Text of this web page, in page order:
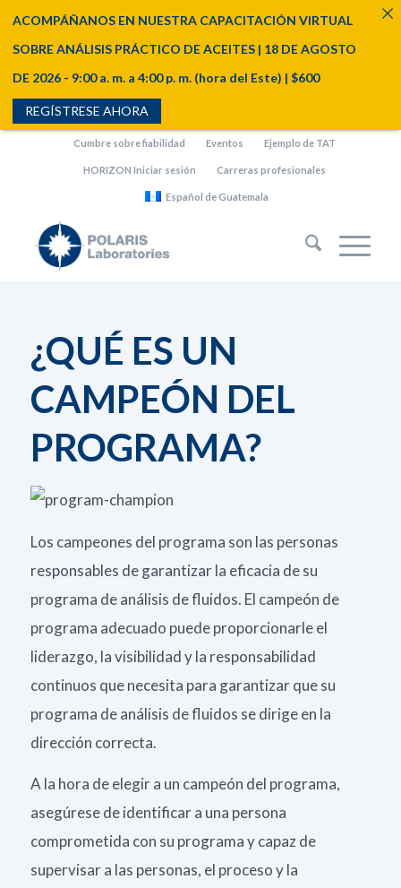
Cumbre sobre fiabilidad Eventos Ejemplo de TAT
HORIZON Iniciar sesión Carreras profesionales
Español de Guatemala
¿QUÉ ES UN
CAMPEÓN DEL
PROGRAMA?
Los campeones del programa son las personas
responsables de garantizar la eficacia de su
programa de análisis de fluidos. El campeón de
programa adecuado puede proporcionarle el
liderazgo, la visibilidad y la responsabilidad
continuos que necesita para garantizar que su
programa de análisis de fluidos se dirige en la
dirección correcta.
A la hora de elegir a un campeón del programa,
asegúrese de identificar a una persona
comprometida con su programa y capaz de
supervisar a las personas, el proceso y la
ACOMPÁÑANOS EN NUESTRA CAPACITACIÓN VIRTUAL
SOBRE ANÁLISIS PRÁCTICO DE ACEITES | 18 DE AGOSTO
DE 2026 - 9:00 a. m. a 4:00 p. m. (hora del Este) | $600
REGÍSTRESE AHORA